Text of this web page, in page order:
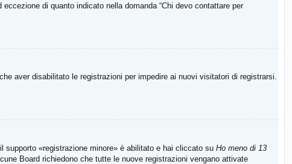
di quanto indicato nella domanda “Chi devo contattare per
aver disabilitato le registrazioni per impedire ai nuovi visitatori di registrarsi.
«registrazione minore» è abilitato e hai cliccato su Ho meno di 13
Board richiedono che tutte le nuove registrazioni vengano attivate